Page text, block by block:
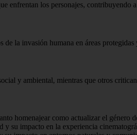
enfrentan los personajes, contribuyendo
la invasión humana en áreas
y ambiental, mientras que otros
homenajear como actualizar el género
y su impacto en la experiencia